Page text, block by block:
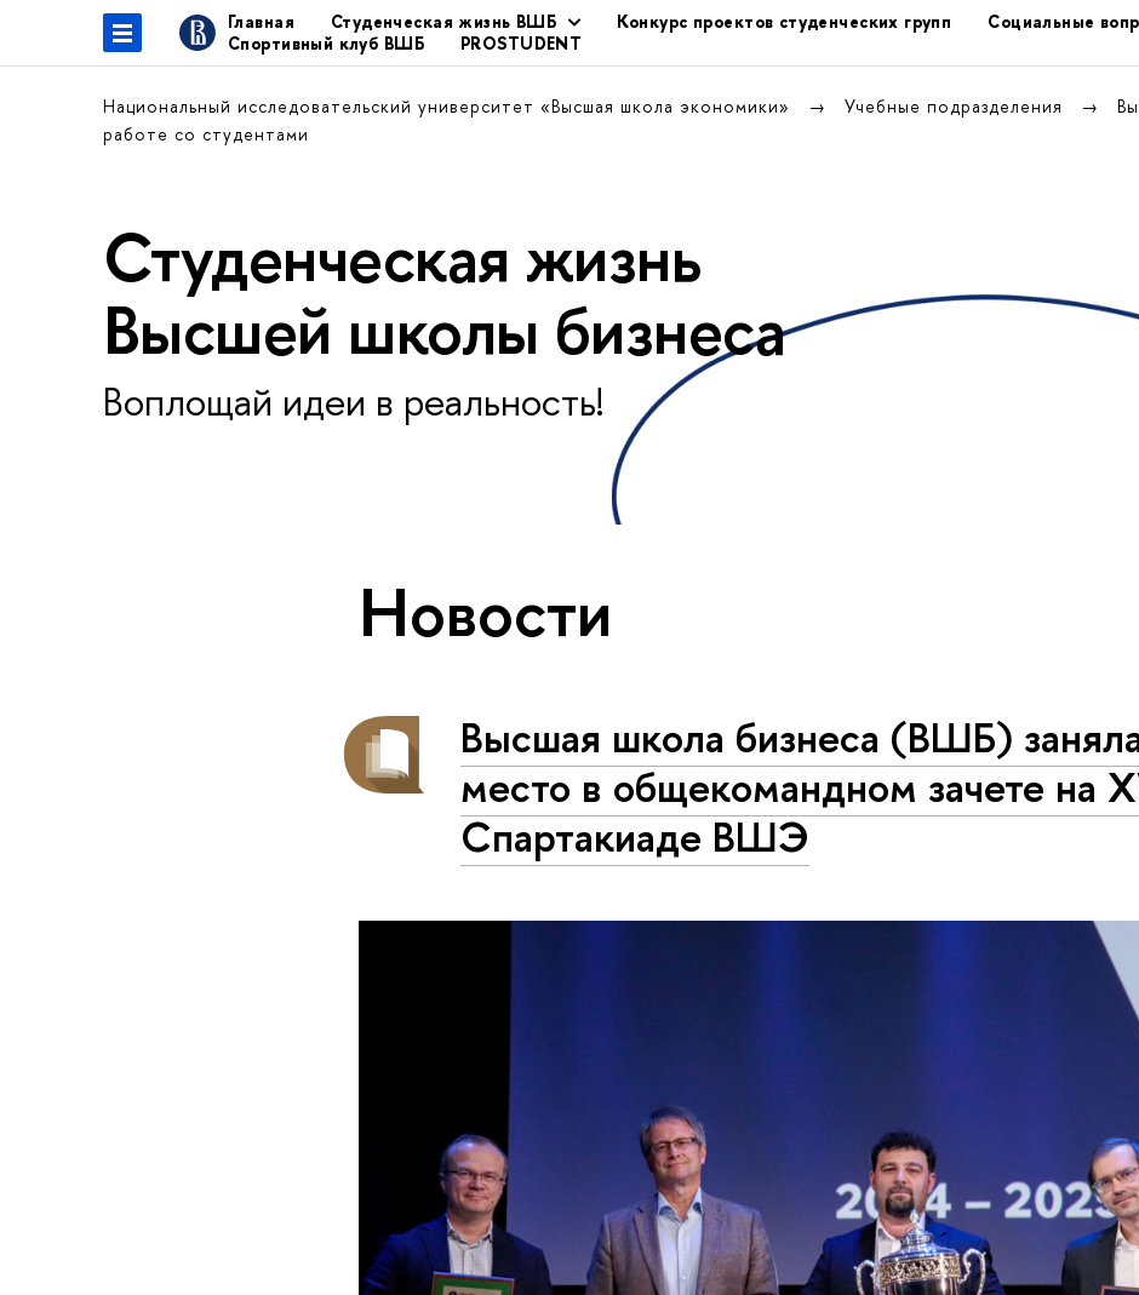
Главная Студенческая жизнь ВШБ Конкурс проектов студенческих групп
Социальные
Спортивный клуб ВШБ
PROSTUDENT
Национальный исследовательский университет «Высшая школа экономики» Учебные подразделения
работе со студентами
Студенческая жизнь
Высшей школы бизнеса
Воплощай идеи в реальность!
Новости
Высшая школа бизнеса (ВШБ)
место в общекомандном зачете на
Спартакиаде ВШЭ